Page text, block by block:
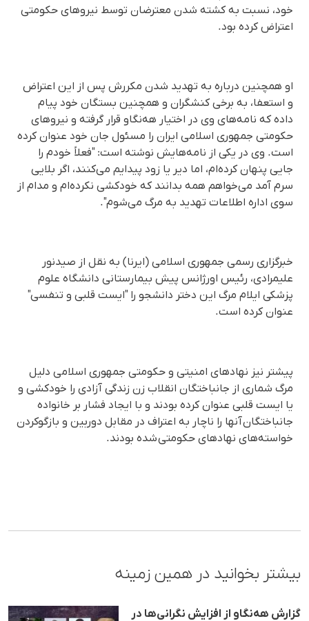
خود، نسبت به کشته شدن معترضان توسط نیروهای حکومتی
اعتراض کرده بود.
او همچنین درباره به تهدید شدن مکررش پس از این اعتراض
و استعفا، به برخی کنشگران و همچنین بستگان خود پیام
داده که نامه‌های وی در اختیار هه‌نگاو قرار گرفته و نیروهای
حکومتی جمهوری اسلامی ایران را مسئول جان خود عنوان کرده
است. وی در یکی از نامه‌هایش نوشته است: "فعلاً خودم را
جایی پنهان کرده‌ام، اما دیر یا زود پیدایم می‌کنند، اگر بلایی
سرم آمد می‌خواهم همه بدانند که خودکشی نکرده‌ام و مدام از
سوی اداره اطلاعات تهدید به مرگ می‌شوم".
خبرگزاری رسمی جمهوری اسلامی (ایرنا) به نقل از صیدنور
علیمرادی، رئیس اورژانس پیش بیمارستانی دانشگاه علوم
پزشکی ایلام مرگ این دختر دانشجو را "ایست قلبی و تنفسی"
عنوان کرده است.
پیشتر نیز نهادهای امنیتی و حکومتی جمهوری اسلامی دلیل
مرگ شماری از جانباختگان انقلاب زن زندگی آزادی را خودکشی و
یا ایست قلبی عنوان کرده بودند و با ایجاد فشار بر خانواده‌
جانباختگان آنها را ناچار به اعتراف در مقابل دوربین و بازگوکردن
خواسته‌های نهادهای حکومتی شده بودند.
بیشتر بخوانید در همین زمینه
گزارش هه‌نگاو از افزایش نگرانی‌ها در